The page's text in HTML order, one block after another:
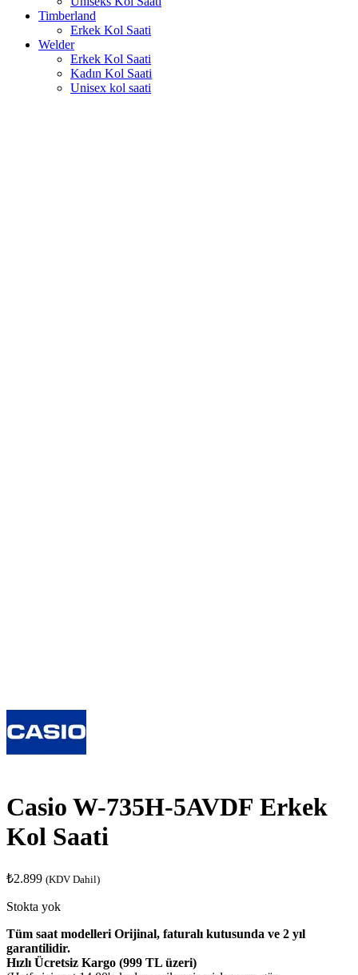
Timberland
Erkek Kol Saati
Welder
Erkek Kol Saati
Kadın Kol Saati
Unisex kol saati
Casio W-735H-5AVDF Erkek
Kol Saati
₺2.899 (KDV Dahil)
Stokta yok
Tüm saat modelleri Orijinal, faturalı kutusunda ve 2 yıl
garantilidir.
Hızlı Ücretsiz Kargo (999 TL üzeri)